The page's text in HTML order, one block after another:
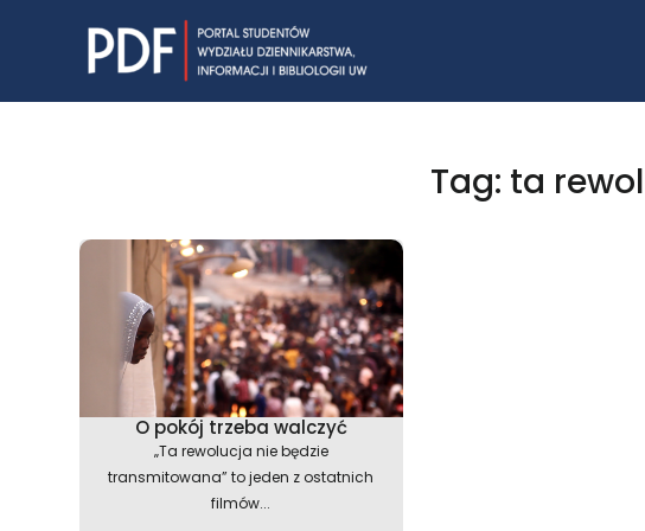
Tag: ta
O pokój trzeba walczyć
„Ta rewolucja nie będzie
transmitowana” to jeden z ostatnich
filmów...